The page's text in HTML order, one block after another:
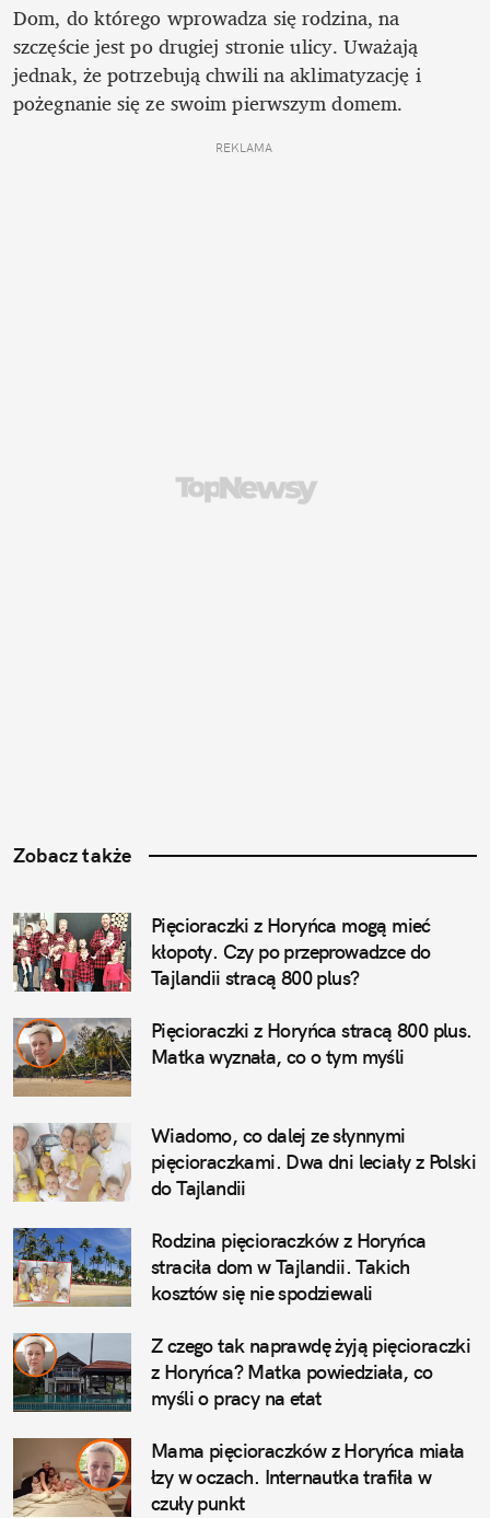
Dom, do którego wprowadza się rodzina, na
szczęście jest po drugiej stronie ulicy. Uważają
jednak, że potrzebują chwili na aklimatyzację i
pożegnanie się ze swoim pierwszym domem.
REKLAMA
Zobacz także
Pięcioraczki z Horyńca mogą mieć
kłopoty. Czy po przeprowadzce do
Tajlandii stracą 800 plus?
Pięcioraczki z Horyńca stracą 800 plus.
Matka wyznała, co o tym myśli
Wiadomo, co dalej ze słynnymi
pięcioraczkami. Dwa dni leciały z Polski
do Tajlandii
Rodzina pięcioraczków z Horyńca
straciła dom w Tajlandii. Takich
kosztów się nie spodziewali
Z czego tak naprawdę żyją pięcioraczki
z Horyńca? Matka powiedziała, co
myśli o pracy na etat
Mama pięcioraczków z Horyńca miała
łzy w oczach. Internautka trafiła w
czuły punkt